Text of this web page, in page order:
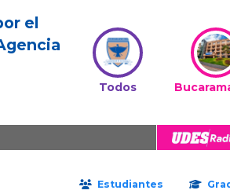
el
Todos
Estudiantes